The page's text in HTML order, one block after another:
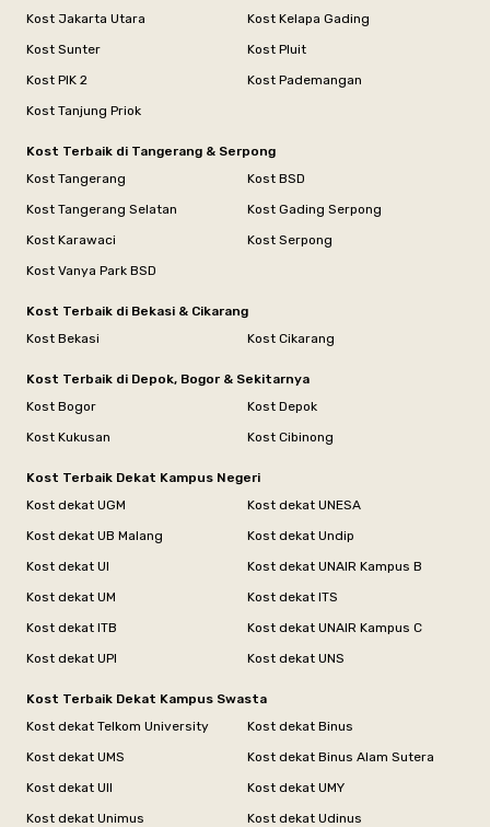
Kost Jakarta Utara
Kost Kelapa Gading
Kost Sunter
Kost Pluit
Kost PIK 2
Kost Pademangan
Kost Tanjung Priok
Kost Terbaik di Tangerang & Serpong
Kost Tangerang
Kost BSD
Kost Tangerang Selatan
Kost Gading Serpong
Kost Karawaci
Kost Serpong
Kost Vanya Park BSD
Kost Terbaik di Bekasi & Cikarang
Kost Bekasi
Kost Cikarang
Kost Terbaik di Depok, Bogor & Sekitarnya
Kost Bogor
Kost Depok
Kost Kukusan
Kost Cibinong
Kost Terbaik Dekat Kampus Negeri
Kost dekat UGM
Kost dekat UNESA
Kost dekat UB Malang
Kost dekat Undip
Kost dekat UI
Kost dekat UNAIR Kampus B
Kost dekat UM
Kost dekat ITS
Kost dekat ITB
Kost dekat UNAIR Kampus C
Kost dekat UPI
Kost dekat UNS
Kost Terbaik Dekat Kampus Swasta
Kost dekat Telkom University
Kost dekat Binus
Kost dekat UMS
Kost dekat Binus Alam Sutera
Kost dekat UII
Kost dekat UMY
Kost dekat Unimus
Kost dekat Udinus